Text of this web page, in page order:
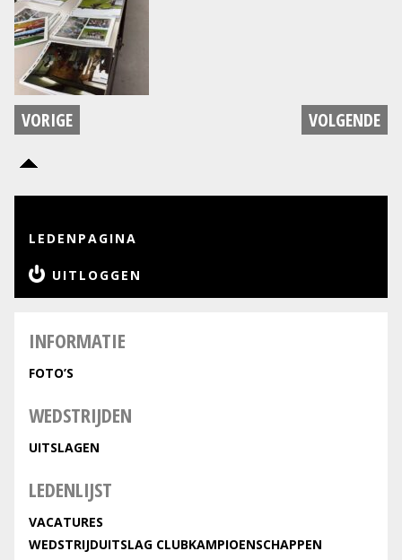
VORIGE VOLGENDE
LEDENPAGINA
UITLOGGEN
INFORMATIE
FOTO’S
WEDSTRIJDEN
UITSLAGEN
LEDENLIJST
VACATURES
WEDSTRIJDUITSLAG CLUBKAMPIOENSCHAPPEN